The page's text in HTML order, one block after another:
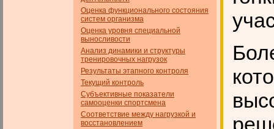
Оценка функционального состояния
систем организма
Оценка уровня специальной
выносливости
Анализ динамики и структуры
тренировочных нагрузок
Результаты этапного контроля
Текущий контроль
Субъективные показатели
самооценки спортсмена
Соответствие между нагрузкой и
восстановлением